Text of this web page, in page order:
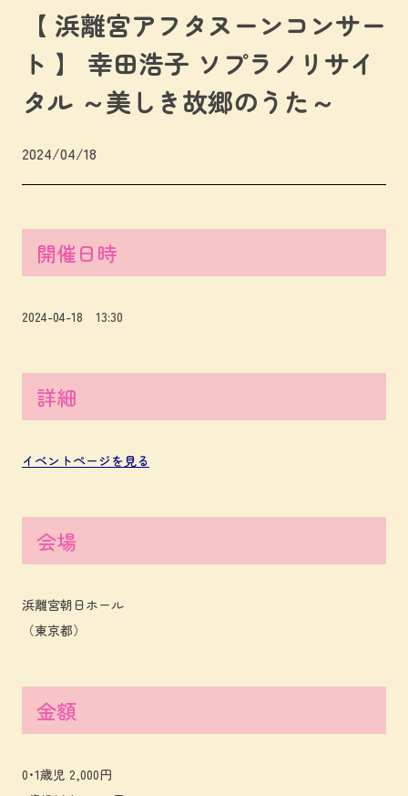
【 浜離宮アフタヌーンコンサー
ト 】 幸田浩子 ソプラノリサイ
タル ～美しき故郷のうた～
2024/04/18
開催日時
2024-04-18 13:30
詳細
イベントページを見る
会場
浜離宮朝日ホール
（東京都）
金額
0･1歳児 2,000円